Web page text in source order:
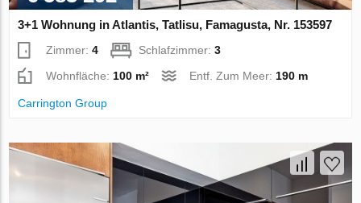
3+1 Wohnung in Atlantis, Tatlisu, Famagusta, Nr. 153597
Zimmer:4 Schlafzimmer:3
Wohnfläche:100 m² Entf. Zum Meer:190 m
Carrington Group